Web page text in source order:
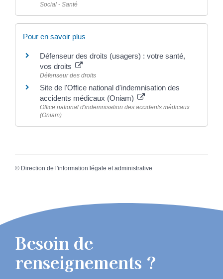
Social - Santé
Pour en savoir plus
Défenseur des droits (usagers) : votre santé,
vos droits
Défenseur des droits
Site de l'Office national d'indemnisation des
accidents médicaux (Oniam)
Office national d'indemnisation des accidents médicaux
(Oniam)
© Direction de l'information légale et administrative
Besoin de
renseignements ?